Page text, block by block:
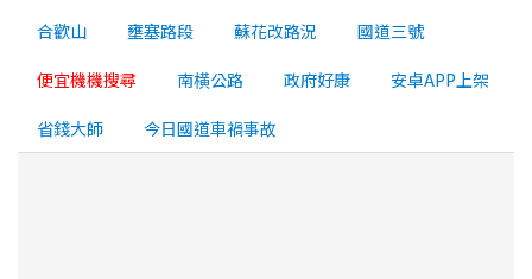
合歡山 壅塞路段 蘇花改路況 國道三號
便宜機機搜尋 南横公路 政府好康 安卓APP上架
省錢大師 今日國道車禍事故